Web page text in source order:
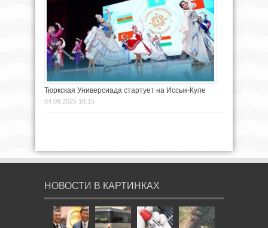
Тюркская Универсиада стартует на Иссык-Куле
04.09.2025 18:15
НОВОСТИ В КАРТИНКАХ